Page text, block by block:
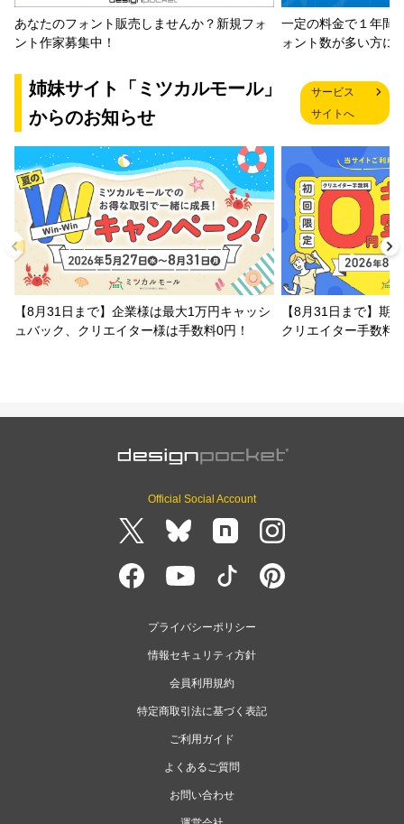
あなたのフォント販売しませんか？新規フォ
ント作家募集中！
一定の料金で１年間
ォント数が多い方に
姉妹サイト「ミツカルモール」
からのお知らせ
サービス
サイトへ
【8月31日まで】企業様は最大1万円キャッシ
ュバック、クリエイター様は手数料0円！
【8月31日まで】期
クリエイター手数料
Official Social Account
プライバシーポリシー
情報セキュリティ方針
会員利用規約
特定商取引法に基づく表記
ご利用ガイド
よくあるご質問
お問い合わせ